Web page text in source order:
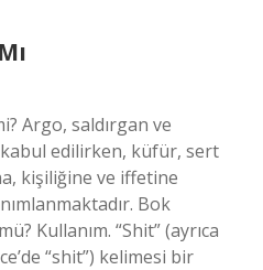
Argo, saldırgan ve
kabul edilirken, küfür, sert
kişiliğine ve iffetine
Bok
Kullanım. “Shit” (ayrıca
“shit”) kelimesi bir